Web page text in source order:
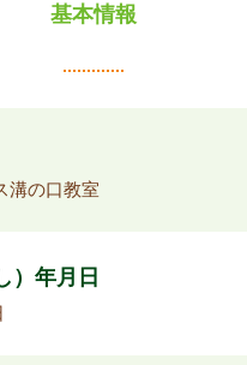
基本情報
溝の口教室
）年月日